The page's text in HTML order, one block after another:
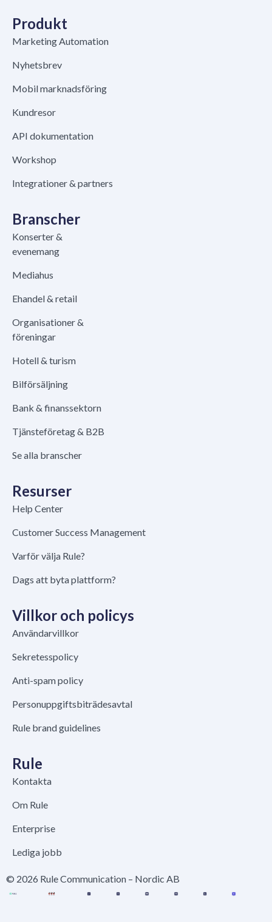
Produkt
Marketing Automation
Nyhetsbrev
Mobil marknadsföring
Kundresor
API dokumentation
Workshop
Integrationer & partners
Branscher
Konserter &
evenemang
Mediahus
Ehandel & retail
Organisationer &
föreningar
Hotell & turism
Bilförsäljning
Bank & finanssektorn
Tjänsteföretag & B2B
Se alla branscher
Resurser
Help Center
Customer Success Management
Varför välja Rule?
Dags att byta plattform?
Villkor och policys
Användarvillkor
Sekretesspolicy
Anti-spam policy
Personuppgiftsbiträdesavtal
Rule brand guidelines
Rule
Kontakta
Om Rule
Enterprise
Lediga jobb
© 2026 Rule Communication – Nordic AB